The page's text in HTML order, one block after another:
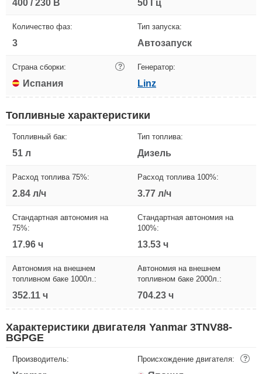
400 / 230 В 50 Гц
Количество фаз:
3
Тип запуска:
Автозапуск
Страна сборки: ?
Испания
Генератор:
Linz
Топливные характеристики
Топливный бак:
51 л
Тип топлива:
Дизель
Расход топлива 75%:
2.84 л/ч
Расход топлива 100%:
3.77 л/ч
Стандартная автономия на
75%:
17.96 ч
Стандартная автономия на
100%:
13.53 ч
Автономия на внешнем
топливном баке 1000л.:
352.11 ч
Автономия на внешнем
топливном баке 2000л.:
704.23 ч
Характеристики двигателя Yanmar 3TNV88-
BGPGE
Производитель: Происхождение двигателя: ?